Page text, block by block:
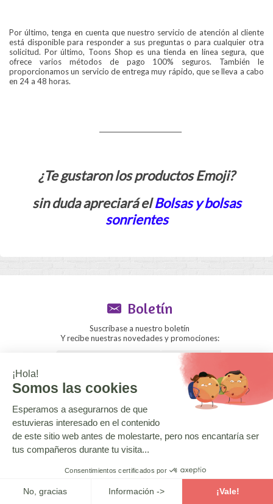
Por último, tenga en cuenta que nuestro servicio de atención al cliente
está disponible para responder a sus preguntas o para cualquier otra
solicitud. Por último, Toons Shop es una tienda en línea segura, que
ofrece varios métodos de pago 100% seguros. También le
proporcionamos un servicio de entrega muy rápido, que se lleva a cabo
en 24 a 48 horas.
¿Te gustaron los productos Emoji?
sin duda apreciará elBolsas y bolsas
sonrientes
Boletín
Suscríbase a nuestro boletín
Y recibe nuestras novedades y promociones:
Sección mayorista
El blog
¿Necesita ayuda? ¿Quiénes somos? CGV
Aviso legal
Copyright © 2020 La boutique des Toons